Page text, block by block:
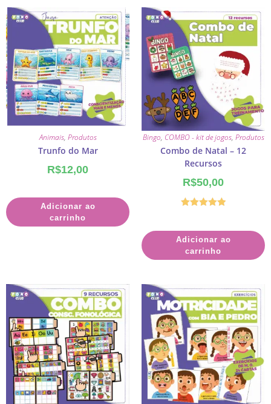
Animais, Produtos
Trunfo do Mar
R$12,00
Adicionar ao
carrinho
Bingo, COMBO - kit de jogos, Produtos
Combo de Natal – 12
Recursos
R$50,00
Adicionar ao
carrinho